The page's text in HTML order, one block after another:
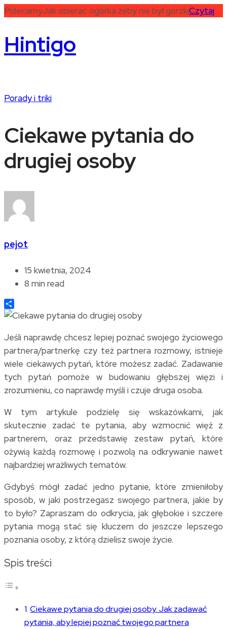
PolecamyJak obierać ogórka żeby nie był gorzkiCzytaj
Hintigo
Porady i triki
Ciekawe pytania do
drugiej osoby
pejot
15 kwietnia, 2024
8 min read
Share
Jeśli naprawdę chcesz lepiej poznać swojego życiowego
partnera/partnerkę czy też partnera rozmowy, istnieje
wiele ciekawych pytań, które możesz zadać. Zadawanie
tych pytań pomoże w budowaniu głębszej więzi i
zrozumieniu, co naprawdę myśli i czuje druga osoba.
W tym artykule podzielę się wskazówkami, jak
skutecznie zadać te pytania, aby wzmocnić więź z
partnerem, oraz przedstawię zestaw pytań, które
ożywią każdą rozmowę i pozwolą na odkrywanie nawet
najbardziej wrażliwych tematów.
Gdybyś mógł zadać jedno pytanie, które zmieniłoby
sposób, w jaki postrzegasz swojego partnera, jakie by
to było? Zapraszam do odkrycia, jak głębokie i szczere
pytania mogą stać się kluczem do jeszcze lepszego
poznania osoby, z którą dzielisz swoje życie.
Spis treści
Ciekawe pytania do drugiej osoby. Jak zadawać
pytania, aby lepiej poznać twojego partnera